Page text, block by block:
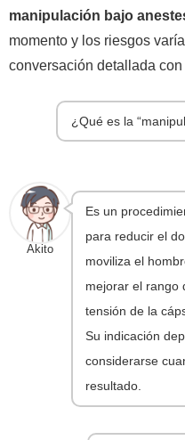
manipulación bajo
momento y los riesgos
conversación detallada con
¿Qué es la
Akito
Es un
para reducir el
moviliza el
mejorar el rango
tensión de la
Su indicación
considerarse
resultado.